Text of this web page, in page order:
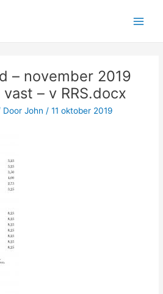
– november 2019
– v RRS.docx
DoorJohn /11 oktober 2019